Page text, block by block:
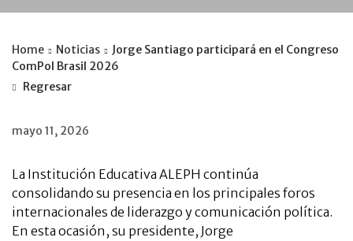
Home Noticias
Jorge Santiago participará en el Congreso
ComPol Brasil 2026
Regresar
mayo 11, 2026
La Institución Educativa ALEPH continúa
consolidando su presencia en los principales foros
internacionales de liderazgo y comunicación política.
En esta ocasión, su presidente, Jorge